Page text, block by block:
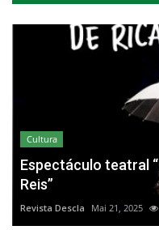
Cultura
Espectáculo teatral
Reis”
Revista Descla Mai 21, 2025